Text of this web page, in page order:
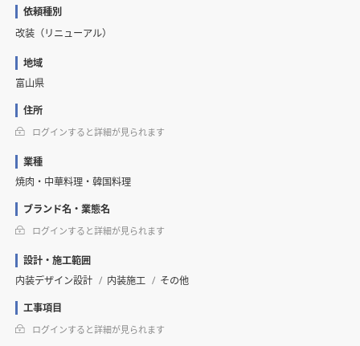
依頼種別
改装（リニューアル）
地域
富山県
住所
ログインすると詳細が見られます
業種
焼肉・中華料理・韓国料理
ブランド名・業態名
ログインすると詳細が見られます
設計・施工範囲
内装デザイン設計
内装施工
その他
工事項目
ログインすると詳細が見られます